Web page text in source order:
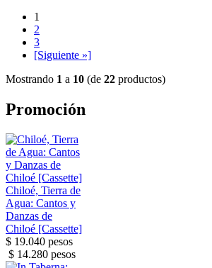
1
2
3
[Siguiente »]
Mostrando 1 a 10 (de 22 productos)
Promoción
Chiloé, Tierra de
Agua: Cantos y
Danzas de
Chiloé [Cassette]
$ 19.040 pesos
$ 14.280 pesos